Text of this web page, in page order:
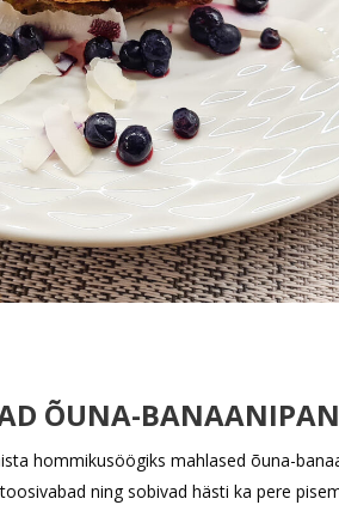
ÕUNA-
hommikusöögiks mahlased õuna-
ning sobivad hästi ka pere